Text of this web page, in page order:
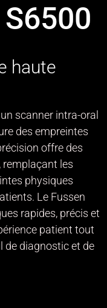
haute
scanner intra-oral
des empreintes
offre des
remplaçant les
physiques
Le Fussen
rapides, précis et
patient tout
de diagnostic et de